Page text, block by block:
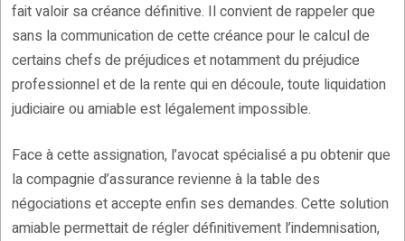
fait valoir sa créance définitive. Il convient de rappeler que
sans la communication de cette créance pour le calcul de
certains chefs de préjudices et notamment du préjudice
professionnel et de la rente qui en découle, toute liquidation
judiciaire ou amiable est légalement impossible.
Face à cette assignation, l’avocat spécialisé a pu obtenir que
la compagnie d’assurance revienne à la table des
négociations et accepte enfin ses demandes. Cette solution
amiable permettait de régler définitivement l’indemnisation,